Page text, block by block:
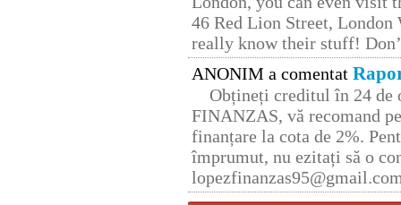
46 Red Lion Street, London
really know their stuff!
ANONIM a comentat
Obțineți creditul în 24 de
FINANZAS, vă recomand
finanțare la cota de 2%.
împrumut, nu ezitați să o